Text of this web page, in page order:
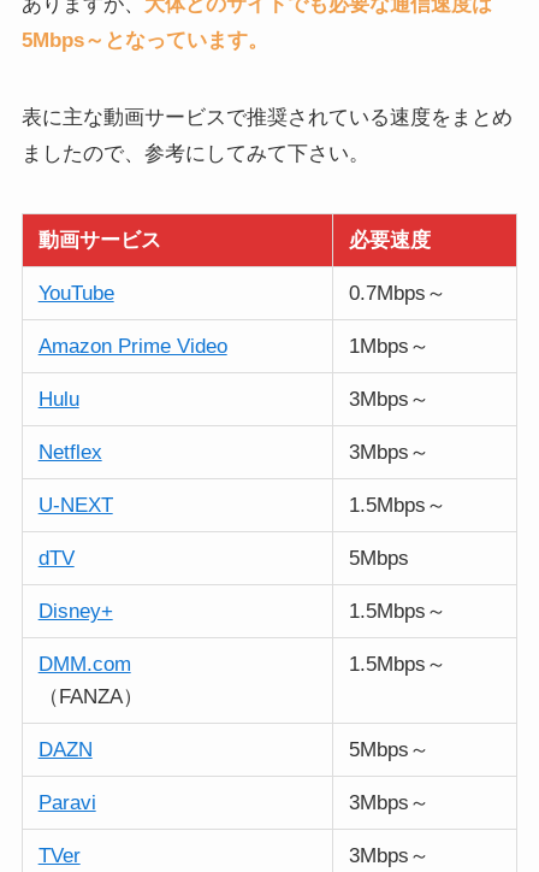
5Mbps～となっています。
表に主な動画サービスで推奨されている速度をまとめ
ましたので、参考にしてみて下さい。
動画サービス 必要速度
YouTube 0.7Mbps～
Amazon Prime Video 1Mbps～
Hulu 3Mbps～
Netflex 3Mbps～
U-NEXT 1.5Mbps～
dTV 5Mbps
Disney+ 1.5Mbps～
DMM.com
（FANZA）
1.5Mbps～
DAZN 5Mbps～
Paravi 3Mbps～
TVer 3Mbps～